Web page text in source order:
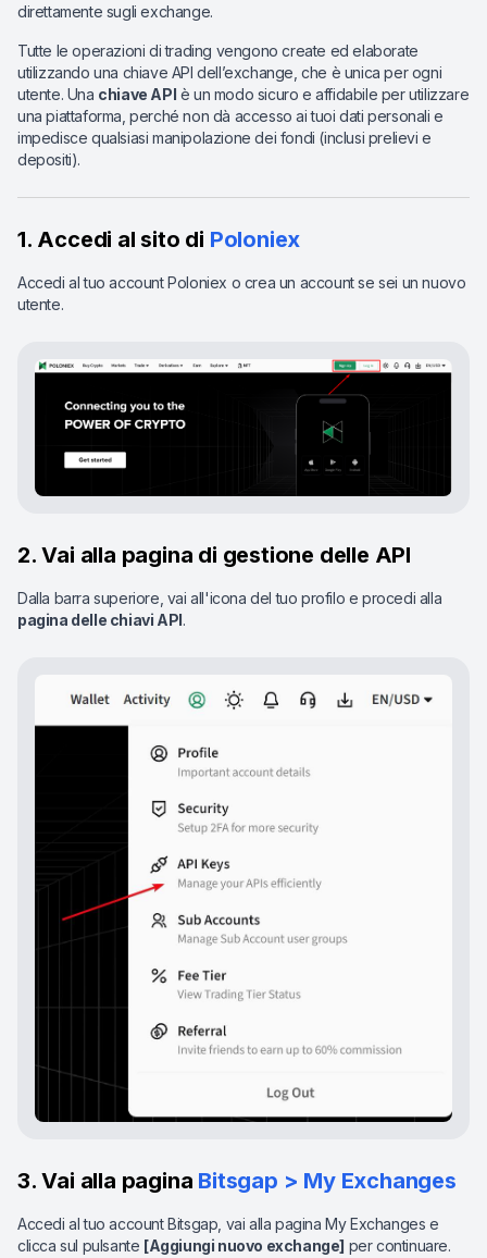
direttamente sugli exchange.
Tutte le operazioni di trading vengono create ed elaborate
utilizzando una chiave API dell’exchange, che è unica per ogni
utente. Una chiave API è un modo sicuro e affidabile per utilizzare
una piattaforma, perché non dà accesso ai tuoi dati personali e
impedisce qualsiasi manipolazione dei fondi (inclusi prelievi e
depositi).
1. Accedi al sito di Poloniex
Accedi al tuo account Poloniex o crea un account se sei un nuovo
utente.
2. Vai alla pagina di gestione delle API
Dalla barra superiore, vai all'icona del tuo profilo e procedi alla
pagina delle chiavi API.
3. Vai alla pagina Bitsgap > My Exchanges
Accedi al tuo account Bitsgap, vai alla pagina My Exchanges e
clicca sul pulsante [Aggiungi nuovo exchange] per continuare.